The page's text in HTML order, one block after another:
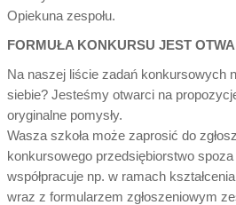
Opiekuna zespołu.
FORMUŁA KONKURSU JEST
Na naszej liście zadań konkursowych
siebie? Jesteśmy otwarci na
oryginalne pomysły.
Wasza szkoła może zaprosić do
konkursowego przedsiębiorstwo
współpracuje np. w ramach
wraz z formularzem zgłoszeniowym